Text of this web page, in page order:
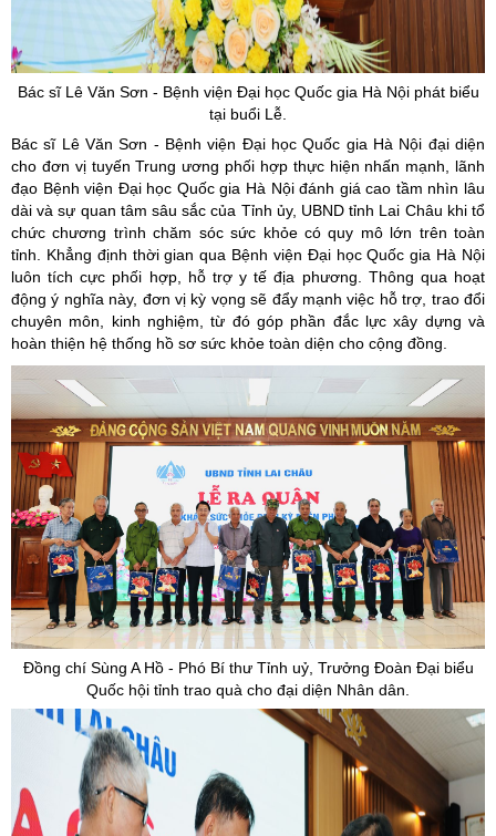
Bác sĩ Lê Văn Sơn - Bệnh viện Đại học Quốc gia Hà Nội phát biểu
tại buổi Lễ.
Bác sĩ Lê Văn Sơn - Bệnh viện Đại học Quốc gia Hà Nội đại diện
cho đơn vị tuyến Trung ương phối hợp thực hiện nhấn mạnh, lãnh
đạo Bệnh viện Đại học Quốc gia Hà Nội đánh giá cao tầm nhìn lâu
dài và sự quan tâm sâu sắc của Tỉnh ủy, UBND tỉnh Lai Châu khi tổ
chức chương trình chăm sóc sức khỏe có quy mô lớn trên toàn
tỉnh. Khẳng định thời gian qua Bệnh viện Đại học Quốc gia Hà Nội
luôn tích cực phối hợp, hỗ trợ y tế địa phương. Thông qua hoạt
động ý nghĩa này, đơn vị kỳ vọng sẽ đẩy mạnh việc hỗ trợ, trao đổi
chuyên môn, kinh nghiệm, từ đó góp phần đắc lực xây dựng và
hoàn thiện hệ thống hồ sơ sức khỏe toàn diện cho cộng đồng.
Đồng chí Sùng A Hồ - Phó Bí thư Tỉnh uỷ, Trưởng Đoàn Đại biểu
Quốc hội tỉnh trao quà cho đại diện Nhân dân.